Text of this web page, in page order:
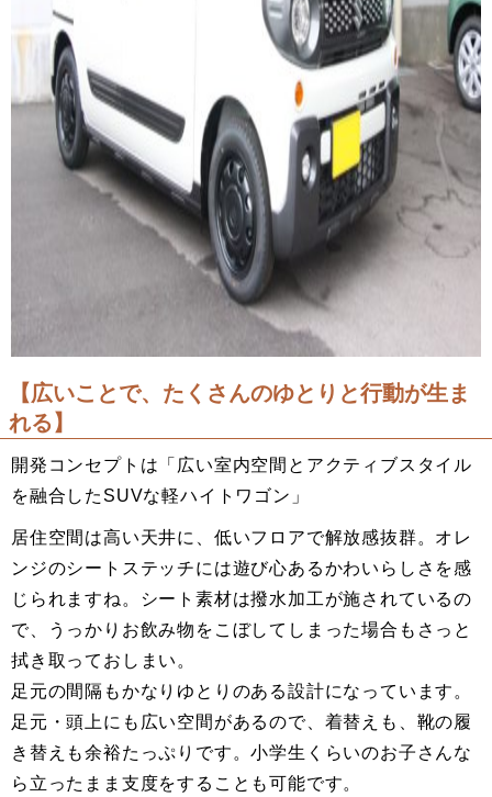
【広いことで、たくさんのゆとりと行動が生ま
れる】
開発コンセプトは「広い室内空間とアクティブスタイル
を融合したSUVな軽ハイトワゴン」
居住空間は高い天井に、低いフロアで解放感抜群。オレ
ンジのシートステッチには遊び心あるかわいらしさを感
じられますね。シート素材は撥水加工が施されているの
で、うっかりお飲み物をこぼしてしまった場合もさっと
拭き取っておしまい。
足元の間隔もかなりゆとりのある設計になっています。
足元・頭上にも広い空間があるので、着替えも、靴の履
き替えも余裕たっぷりです。小学生くらいのお子さんな
ら立ったまま支度をすることも可能です。